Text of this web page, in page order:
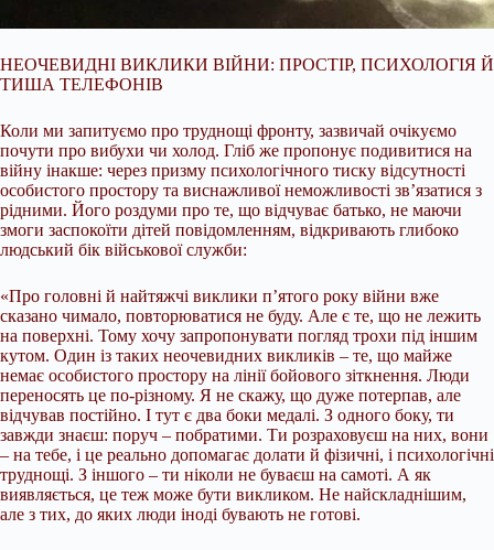
НЕОЧЕВИДНІ ВИКЛИКИ ВІЙНИ: ПРОСТІР, ПСИХОЛОГІЯ Й
ТИША ТЕЛЕФОНІВ
Коли ми запитуємо про труднощі фронту, зазвичай очікуємо
почути про вибухи чи холод. Гліб же пропонує подивитися на
війну інакше: через призму психологічного тиску відсутності
особистого простору та виснажливої неможливості зв’язатися з
рідними. Його роздуми про те, що відчуває батько, не маючи
змоги заспокоїти дітей повідомленням, відкривають глибоко
людський бік військової служби:
«Про головні й найтяжчі виклики п’ятого року війни вже
сказано чимало, повторюватися не буду. Але є те, що не лежить
на поверхні. Тому хочу запропонувати погляд трохи під іншим
кутом. Один із таких неочевидних викликів – те, що майже
немає особистого простору на лінії бойового зіткнення. Люди
переносять це по-різному. Я не скажу, що дуже потерпав, але
відчував постійно. І тут є два боки медалі. З одного боку, ти
завжди знаєш: поруч – побратими. Ти розраховуєш на них, вони
– на тебе, і це реально допомагає долати й фізичні, і психологічні
труднощі. З іншого – ти ніколи не буваєш на самоті. А як
виявляється, це теж може бути викликом. Не найскладнішим,
але з тих, до яких люди іноді бувають не готові.